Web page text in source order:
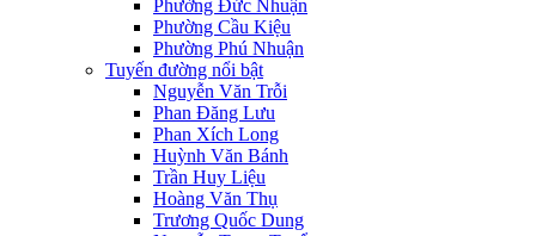
Phường Đức Nhuận
Phường Cầu Kiệu
Phường Phú Nhuận
Tuyến đường nổi bật
Nguyễn Văn Trỗi
Phan Đăng Lưu
Phan Xích Long
Huỳnh Văn Bánh
Trần Huy Liệu
Hoàng Văn Thụ
Trương Quốc Dung